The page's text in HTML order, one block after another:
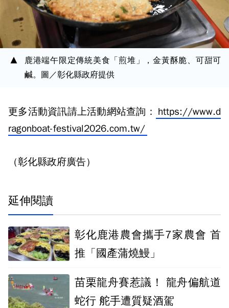
鹿港端午限定傳統美食「煎堆」，金黃酥脆、可甜可
鹹。圖／彰化縣政府提供
更多活動資訊請上活動網站查詢： https://www.d
ragonboat-festival2026.com.tw/
（彰化縣政府廣告）
延伸閱讀
彰化鹿港農會攜手7家農會 首
推「國產蒲燒鰻」
苗栗龍舟賽惹議！ 龍舟偏航道
蛇行 舵手遭質疑酒駕